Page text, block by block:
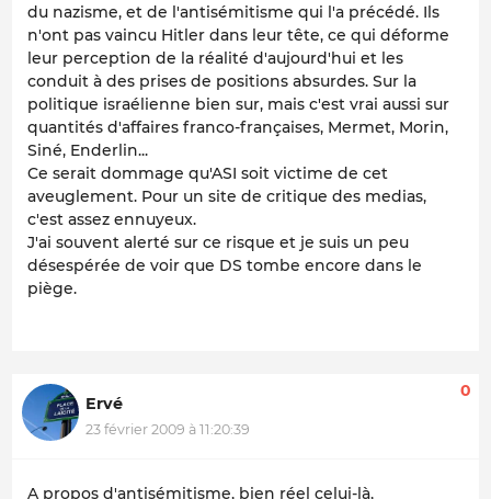
du nazisme, et de l'antisémitisme qui l'a précédé. Ils
n'ont pas vaincu Hitler dans leur tête, ce qui déforme
leur perception de la réalité d'aujourd'hui et les
conduit à des prises de positions absurdes. Sur la
politique israélienne bien sur, mais c'est vrai aussi sur
quantités d'affaires franco-françaises, Mermet, Morin,
Siné, Enderlin...
Ce serait dommage qu'ASI soit victime de cet
aveuglement. Pour un site de critique des medias,
c'est assez ennuyeux.
J'ai souvent alerté sur ce risque et je suis un peu
désespérée de voir que DS tombe encore dans le
piège.
Ervé
23 février 2009 à 11:20:39
0
A propos d'antisémitisme, bien réel celui-là,